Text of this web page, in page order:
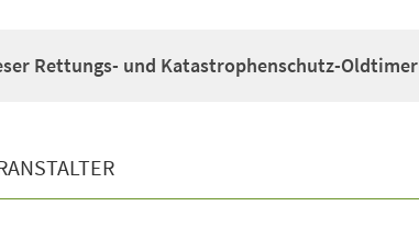
Rettungs- und Katastrophenschutz-Oldtimer